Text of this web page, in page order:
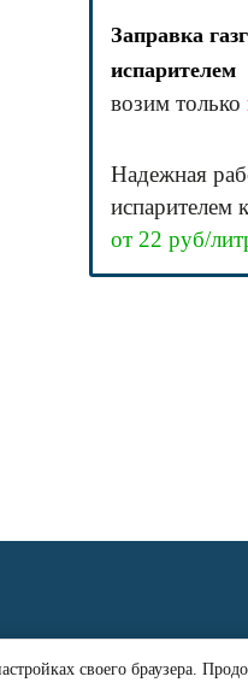
Заправка
испарителем
возим только
Надежная
испарителем
от 22 руб/
Карта сайта О компании
своего браузера.